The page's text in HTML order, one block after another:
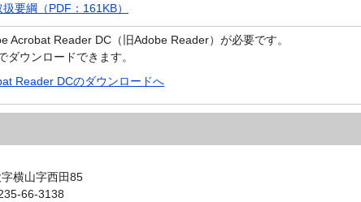
要綱（PDF：161KB）
Acrobat Reader DC（旧Adobe Reader）が必要です。
ウンロードできます。
Reader DCのダウンロードへ
横山字西田85
66-3138